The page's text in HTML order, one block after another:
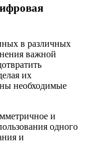
в различных
важной
их
необходимые
и
одного
и